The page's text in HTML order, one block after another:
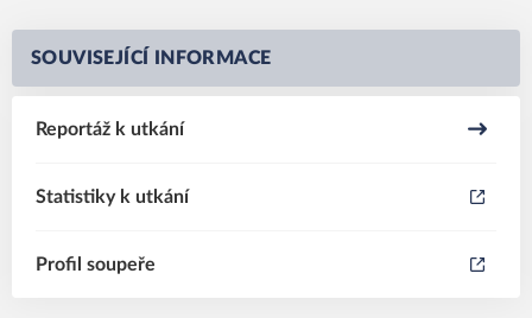
SOUVISEJÍCÍ INFORMACE
Reportáž k utkání
Statistiky k utkání
Profil soupeře